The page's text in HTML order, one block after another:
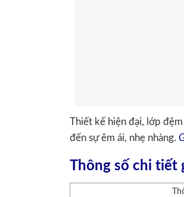
Thiết kế hiện đại, lớp
đến sự êm ái, nhẹ nhàng.
Thông số chi tiết